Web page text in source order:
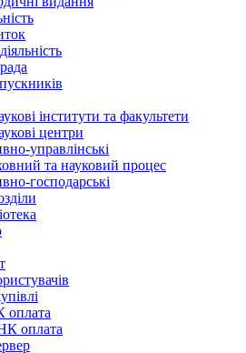
інститути та факультети
центри
управлінські
та науковий процес
господарські
оплата